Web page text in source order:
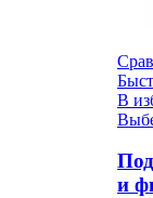
В
и